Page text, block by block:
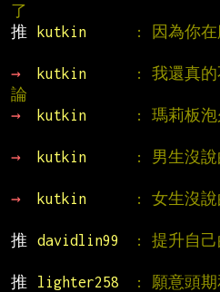
了
推
kutkin
: 因為你在
→
kutkin
: 我還真的
論
→
kutkin
: 瑪莉板泡
→
kutkin
: 男生沒說
→
kutkin
: 女生沒說
推
davidlin99
: 提升自己
推
lighter258 : 願意頭期